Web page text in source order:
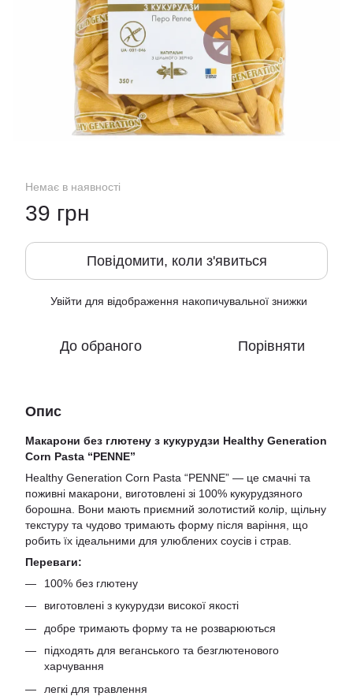
Немає в наявності
39 грн
Повідомити, коли з'явиться
Увійти для відображення накопичувальної знижки
До обраного Порівняти
Опис
Макарони без глютену з кукурудзи Healthy Generation
Corn Pasta “PENNE”
Healthy Generation Corn Pasta “PENNE” — це смачні та
поживні макарони, виготовлені зі 100% кукурудзяного
борошна. Вони мають приємний золотистий колір, щільну
текстуру та чудово тримають форму після варіння, що
робить їх ідеальними для улюблених соусів і страв.
Переваги:
100% без глютену
виготовлені з кукурудзи високої якості
добре тримають форму та не розварюються
підходять для веганського та безглютенового
харчування
легкі для травлення